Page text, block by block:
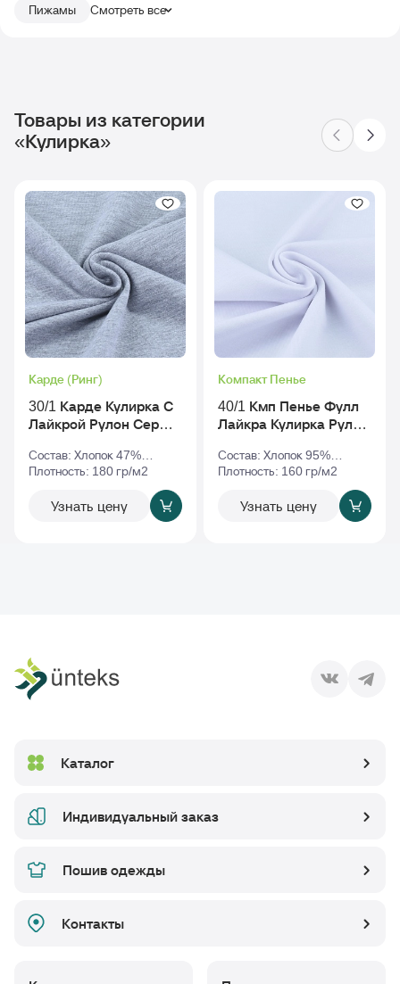
Пижамы
Смотреть все
Товары из категории
«Кулирка»
Карде (Ринг)
30/1 Карде Кулирка С
Лайкрой Рулон Серый-
Состав: Хлопок 47%
Полиэстер 47% Эластан
Плотность: 180 гр/м2
Узнать цену
Компакт Пенье
40/1 Кмп Пенье Фулл
Лайкра Кулирка Рулон
Состав: Хлопок 95%
Эластан 5%
Плотность: 160 гр/м2
Узнать цену
Каталог
Индивидуальный заказ
Пошив одежды
Контакты